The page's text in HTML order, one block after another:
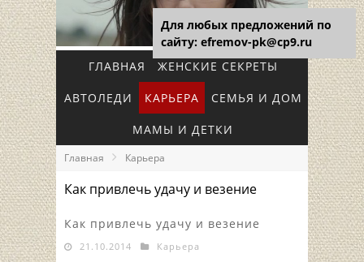
ГЛАВНАЯ ЖЕНСКИЕ СЕКРЕТЫ
АВТОЛЕДИ КАРЬЕРА СЕМЬЯ И ДОМ
МАМЫ И ДЕТКИ
Главная Карьера
Как привлечь удачу и везение
Как привлечь удачу и везение
21.10.2014 Карьера
Для любых предложений по
сайту: efremov-pk@cp9.ru